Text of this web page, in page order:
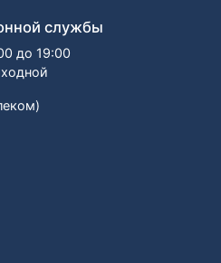
службы
до 19:00